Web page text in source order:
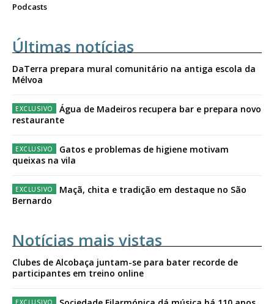
Podcasts
Últimas notícias
DaTerra prepara mural comunitário na antiga escola da
Mélvoa
Água de Madeiros recupera bar e prepara novo
restaurante
Gatos e problemas de higiene motivam
queixas na vila
Maçã, chita e tradição em destaque no São
Bernardo
Notícias mais vistas
Clubes de Alcobaça juntam-se para bater recorde de
participantes em treino online